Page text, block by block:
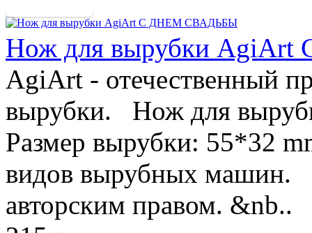
Нож для вырубки
AgiArt - отечественный
вырубки. Нож для
Размер вырубки: 55*32
видов вырубных
авторским правом. &nb..